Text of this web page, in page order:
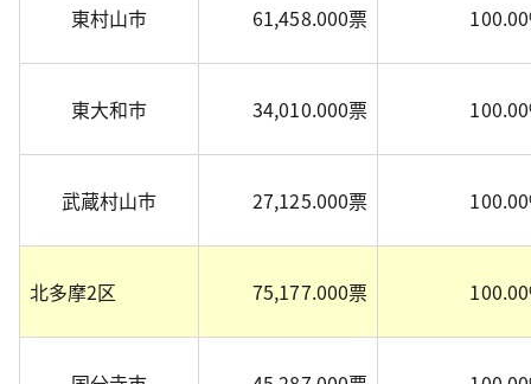
東村山市 61,458.000票
東大和市 34,010.000票
武蔵村山市 27,125.000票
北多摩2区 75,177.000票